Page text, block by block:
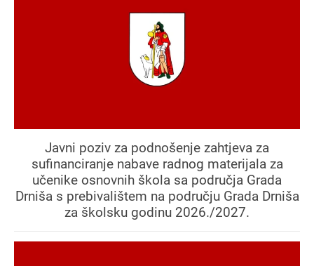
Javni poziv za podnošenje zahtjeva za
sufinanciranje nabave radnog materijala za
učenike osnovnih škola sa područja Grada
Drniša s prebivalištem na području Grada Drniša
za školsku godinu 2026./2027.